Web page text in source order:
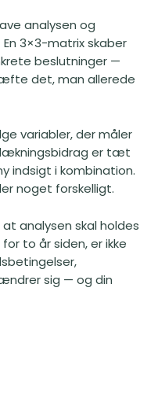
analysen og
3×3-matrix skaber
beslutninger —
det, man allerede
variabler, der måler
er tæt
indsigt i kombination.
noget forskelligt.
analysen skal holdes
to år siden, er ikke
sig — og din